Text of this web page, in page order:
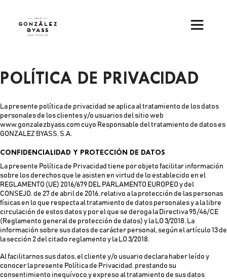
POLÍTICA DE PRIVACIDAD
La presente política de privacidad se aplica al tratamiento de los datos
personales de los clientes y/o usuarios del sitio web
www.gonzalezbyass.com cuyo Responsable del tratamiento de datos es
GONZALEZ BYASS, S.A.
CONFIDENCIALIDAD Y PROTECCIÓN DE DATOS
La presente Política de Privacidad tiene por objeto facilitar información
sobre los derechos que le asisten en virtud de lo establecido en el
REGLAMENTO (UE) 2016/679 DEL PARLAMENTO EUROPEO y del
CONSEJO, de 27 de abril de 2016, relativo a la protección de las personas
físicas en lo que respecta al tratamiento de datos personales y a la libre
circulación de estos datos y por el que se deroga la Directiva 95/46/CE
(Reglamento general de protección de datos) y la LO 3/2018. La
información sobre sus datos de carácter personal, según el artículo 13 de
la sección 2 del citado reglamento y la LO 3/2018.
Al facilitarnos sus datos, el cliente y/o usuario declara haber leído y
conocer la presente Política de Privacidad, prestando su
consentimiento inequívoco y expreso al tratamiento de sus datos